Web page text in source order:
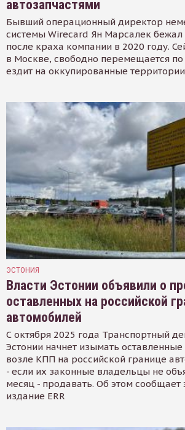
автозапчастями
Бывший операционный директор
системы Wirecard Ян Марсалек бежал
после краха компании в 2020 году.
в Москве, свободно перемещается
ездит на оккупированные
ЭСТОНИЯ
Власти Эстонии объявили о
оставленных на российской
автомобилей
С октября 2025 года Транспортный
Эстонии начнет изымать
возле КПП на российской границе
- если их законные владельцы не
месяц - продавать. Об этом сообщает
издание ERR